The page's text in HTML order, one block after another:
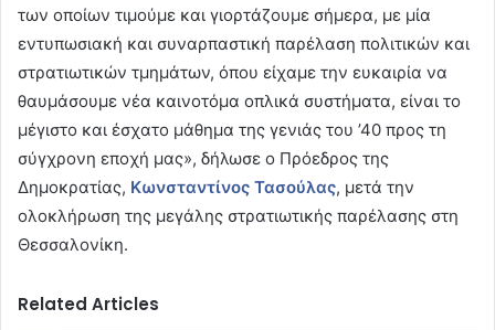
των οποίων τιμούμε και γιορτάζουμε σήμερα, με μία
εντυπωσιακή και συναρπαστική παρέλαση πολιτικών και
στρατιωτικών τμημάτων, όπου είχαμε την ευκαιρία να
θαυμάσουμε νέα καινοτόμα οπλικά συστήματα, είναι το
μέγιστο και έσχατο μάθημα της γενιάς του ’40 προς τη
σύγχρονη εποχή μας», δήλωσε ο Πρόεδρος της
Δημοκρατίας, Κωνσταντίνος Τασούλας, μετά την
ολοκλήρωση της μεγάλης στρατιωτικής παρέλασης στη
Θεσσαλονίκη.
Related Articles